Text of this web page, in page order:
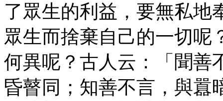
了眾生的利益，要無私地
眾生而捨棄自己的一切呢
何異呢？古人云：「聞善
昏瞽同；知善不言，與囂